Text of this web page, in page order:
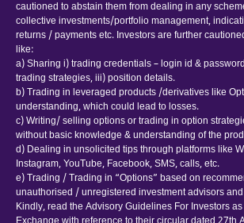
cautioned to abstain them from dealing in any
collective investments/portfolio management,
returns / payments etc. Investors are further
like:
a) Sharing i) trading credentials – login id &
trading strategies, iii) position details.
b) Trading in leveraged products /derivatives like
understanding, which could lead to losses.
c) Writing/ selling options or trading in option
without basic knowledge & understanding of the
d) Dealing in unsolicited tips through platforms like
Instagram, YouTube, Facebook, SMS, calls, etc.
e) Trading / Trading in “Options” based on
unauthorised / unregistered investment advisors
Kindly, read the Advisory Guidelines For Investors